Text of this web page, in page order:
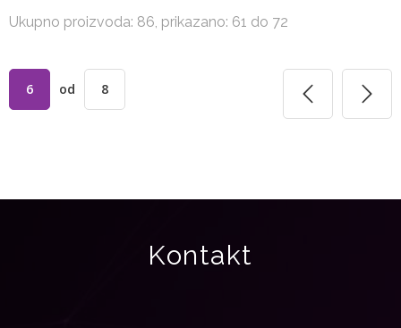
Ukupno proizvoda: 86, prikazano: 61 do 72
6 od 8
Kontakt